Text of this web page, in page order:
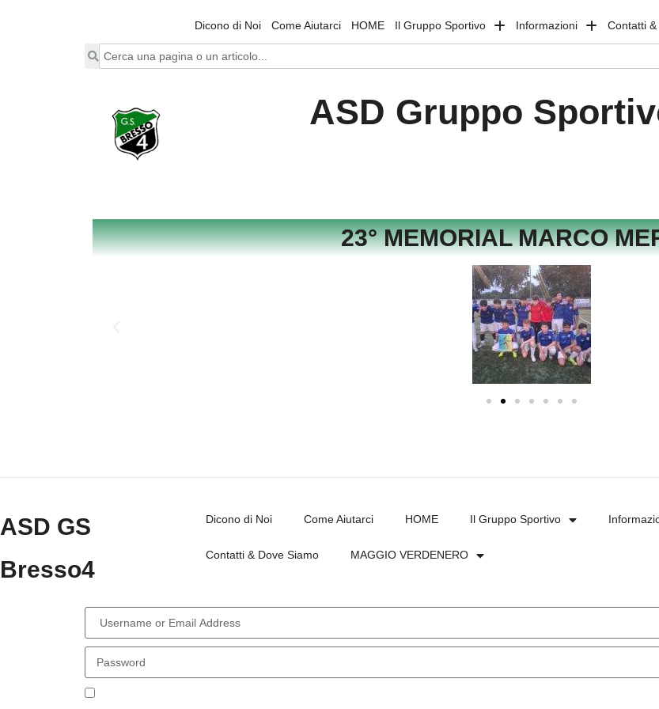
Dicono di Noi Come Aiutarci HOME Il Gruppo Sportivo Informazioni Contatti
ASD Gruppo
23° MEMORIAL MARCO
ASD GS
Bresso4
Dicono di Noi Come Aiutarci HOME Il Gruppo Sportivo
Contatti & Dove Siamo MAGGIO VERDENERO